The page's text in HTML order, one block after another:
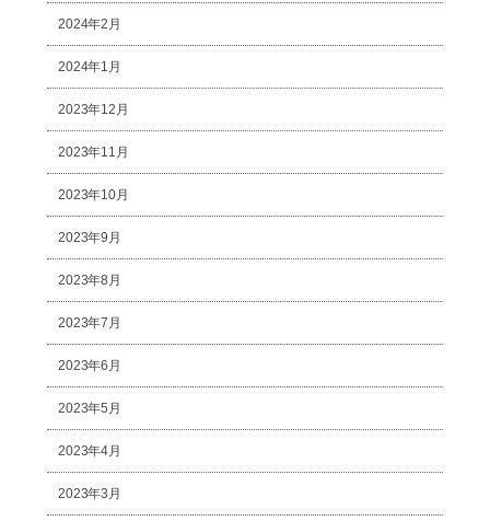
2024年2月
2024年1月
2023年12月
2023年11月
2023年10月
2023年9月
2023年8月
2023年7月
2023年6月
2023年5月
2023年4月
2023年3月